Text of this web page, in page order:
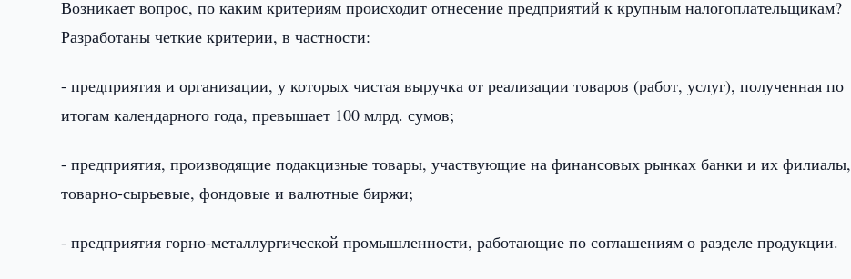
Возникает вопрос, по каким критериям происходит отнесение предприятий к крупным налогоплательщикам?
Разработаны четкие критерии, в частности:
- предприятия и организации, у которых чистая выручка от реализации товаров (работ, услуг), полученная по
итогам календарного года, превышает 100 млрд. сумов;
- предприятия, производящие подакцизные товары, участвующие на финансовых рынках банки и их филиалы,
товарно-сырьевые, фондовые и валютные биржи;
- предприятия горно-металлургической промышленности, работающие по соглашениям о разделе продукции.